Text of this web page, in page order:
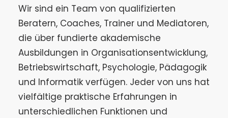
Wir sind ein Team von qualifizierten
Beratern, Coaches, Trainer und Mediatoren,
die über fundierte akademische
Ausbildungen in Organisationsentwicklung,
Betriebswirtschaft, Psychologie, Pädagogik
und Informatik verfügen. Jeder von uns hat
vielfältige praktische Erfahrungen in
unterschiedlichen Funktionen und